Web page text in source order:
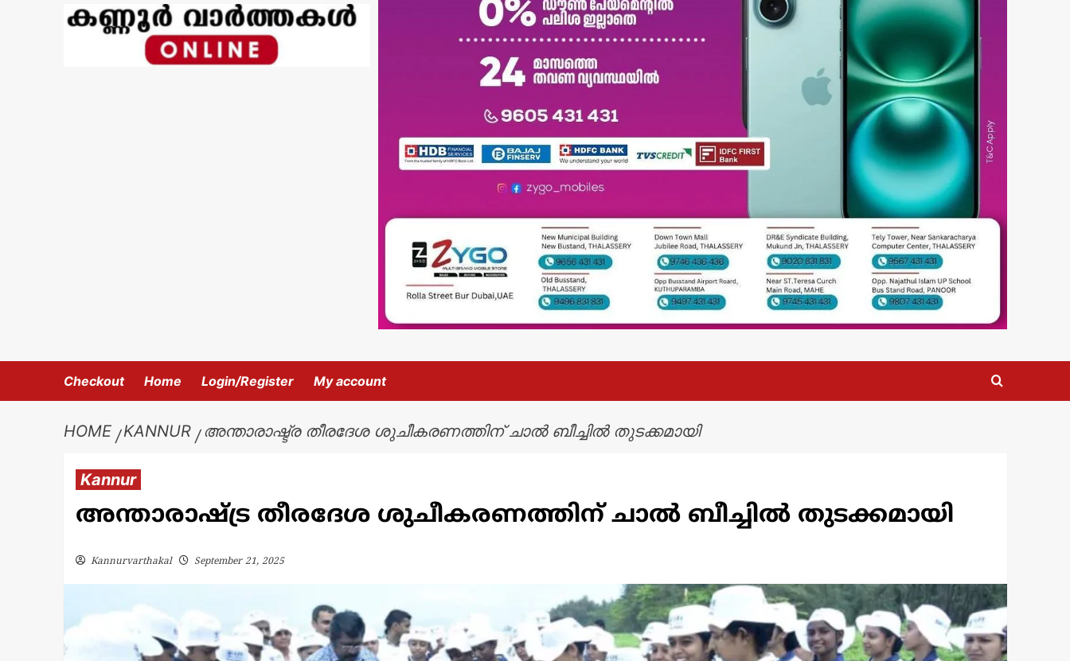
Checkout Home Login/Register My account
HOME KANNUR അന്താരാഷ്ട്ര തീരദേശ ശുചീകരണത്തിന് ചാൽ ബീച്ചിൽ തുടക്കമായി
Kannur
അന്താരാഷ്ട്ര തീരദേശ ശുചീകരണത്തിന് ചാൽ ബീച്ചിൽ തുടക്കമായി
Kannurvarthakal September 21, 2025